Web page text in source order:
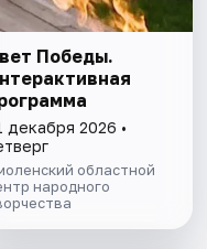
Победы.
декабря 2026 •
областной
народного